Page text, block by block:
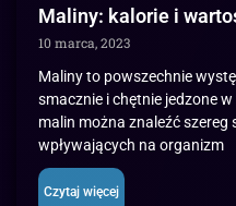
Maliny: kalorie i
10 marca, 2023
Maliny to powszechnie
smacznie i chętnie jedzone
malin można znaleźć
wpływających na organizm
Czytaj więcej